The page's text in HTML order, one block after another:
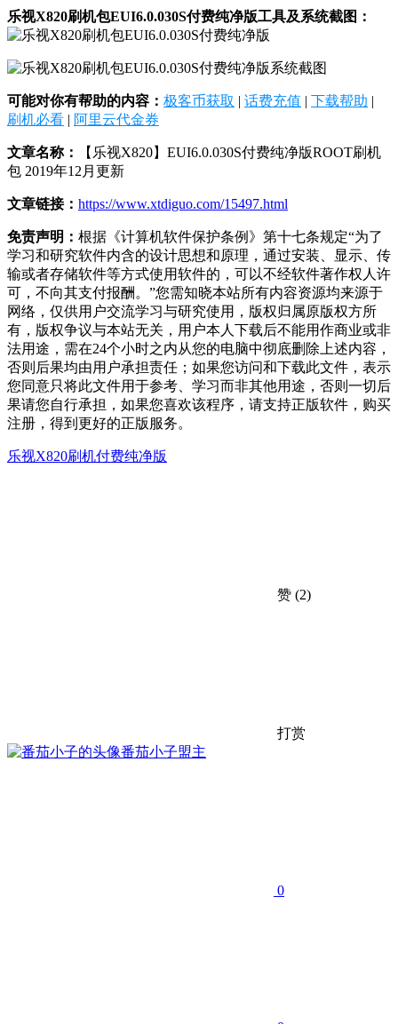
乐视X820刷机包EUI6.0.030S付费纯净版工具及系统截图：
可能对你有帮助的内容： 极客币获取 | 话费充值 | 下载帮助 |
刷机必看 | 阿里云代金券
文章名称：
【乐视X820】EUI6.0.030S付费纯净版ROOT刷机
包 2019年12月更新
文章链接： https://www.xtdiguo.com/15497.html
免责声明： 根据《计算机软件保护条例》第十七条规定“为了
学习和研究软件内含的设计思想和原理，通过安装、显示、传
输或者存储软件等方式使用软件的，可以不经软件著作权人许
可，不向其支付报酬。”您需知晓本站所有内容资源均来源于
网络，仅供用户交流学习与研究使用，版权归属原版权方所
有，版权争议与本站无关，用户本人下载后不能用作商业或非
法用途，需在24个小时之内从您的电脑中彻底删除上述内容，
否则后果均由用户承担责任；如果您访问和下载此文件，表示
您同意只将此文件用于参考、学习而非其他用途，否则一切后
果请您自行承担，如果您喜欢该程序，请支持正版软件，购买
注册，得到更好的正版服务。
乐视X820刷机付费纯净版
赞 (2)
打赏
番茄小子盟主
0